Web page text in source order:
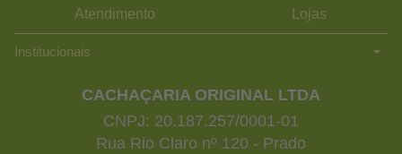
Atendimento Lojas
Institucionais
CACHAÇARIA ORIGINAL LTDA
CNPJ: 20.187.257/0001-01
Rua Rio Claro nº 120 - Prado